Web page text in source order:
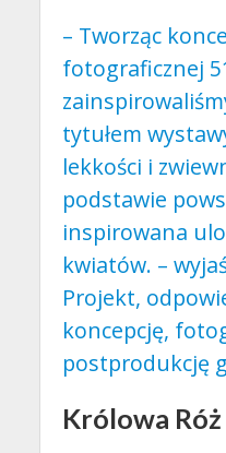
– Tworząc
fotograficznej
tytułem
lekkości i
podstawie
inspirowana
kwiatów. –
Projekt,
koncepcję,
postprodukcję
Królowa Róż